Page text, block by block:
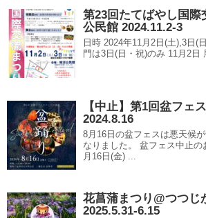
第23回たてばやし国際
公民館 2024.11.2-3
日時 2024年11月2日(土),3日(
門は3日(日・祝)のみ 11月2日
【中止】第1回盆フェ
2024.8.16
8月16日の盆フェスは悪天候
なりました。 盆フェス中止
月16日(金) ...
花菖蒲まつり@つつじ
2025.5.31-6.15